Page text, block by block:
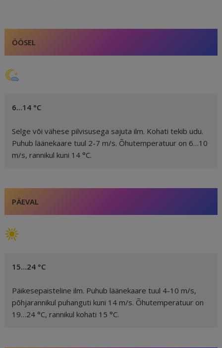
o
o
n st m d
s
ÖÖSEL
6…14 °C
Selge või vähese pilvisusega sajuta ilm. Kohati tekib udu.
Puhub läänekaare tuul 2-7 m/s. Õhutemperatuur on 6…10
m/s, rannikul kuni 14 °C.
PÄEVAL
15…24 °C
Päikesepaisteline ilm. Puhub läänekaare tuul 4-10 m/s,
põhjarannikul puhanguti kuni 14 m/s. Õhutemperatuur on
19…24 °C, rannikul kohati 15 °C.